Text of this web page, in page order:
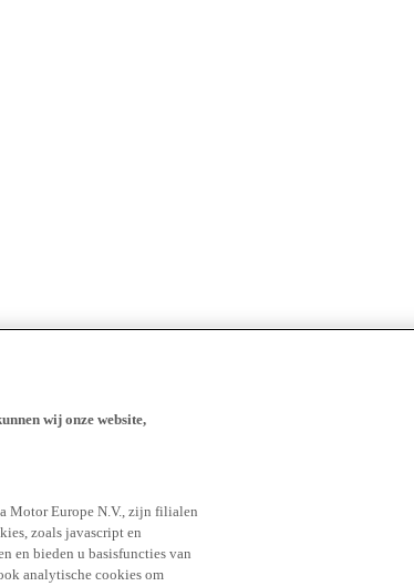
wij onze website,
Motor Europe N.V., zijn filialen
zoals javascript en
en bieden u basisfuncties van
analytische cookies om